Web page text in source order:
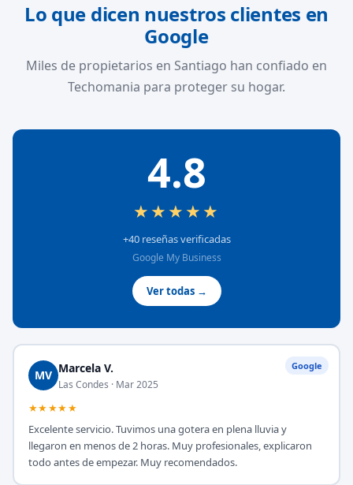
Lo que dicen nuestros clientes en
Google
Miles de propietarios en Santiago han confiado en
Techomania para proteger su hogar.
4.8
★★★★★
+40 reseñas verificadas
Google My Business
Ver todas →
Google
MV Marcela V.
Las Condes · Mar 2025
★★★★★
Excelente servicio. Tuvimos una gotera en plena lluvia y
llegaron en menos de 2 horas. Muy profesionales, explicaron
todo antes de empezar. Muy recomendados.